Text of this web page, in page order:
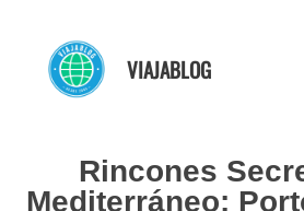
contenido
VIAJABLOG
Rincones
Mediterráneo: